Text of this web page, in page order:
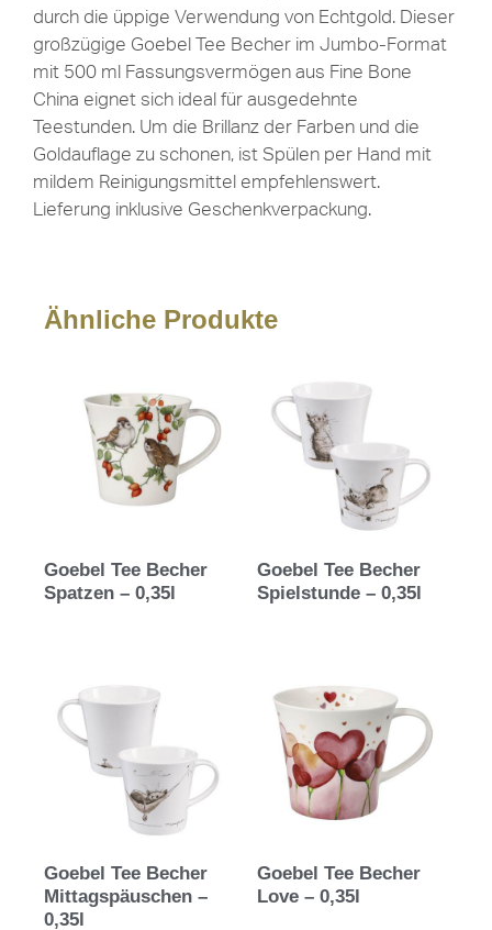
durch die üppige Verwendung von Echtgold. Dieser
großzügige Goebel Tee Becher im Jumbo-Format
mit 500 ml Fassungsvermögen aus Fine Bone
China eignet sich ideal für ausgedehnte
Teestunden. Um die Brillanz der Farben und die
Goldauflage zu schonen, ist Spülen per Hand mit
mildem Reinigungsmittel empfehlenswert.
Lieferung inklusive Geschenkverpackung.
Ähnliche Produkte
Goebel Tee Becher
Spatzen – 0,35l
Goebel Tee Becher
Spielstunde – 0,35l
Goebel Tee Becher
Mittagspäuschen –
0,35l
Goebel Tee Becher
Love – 0,35l